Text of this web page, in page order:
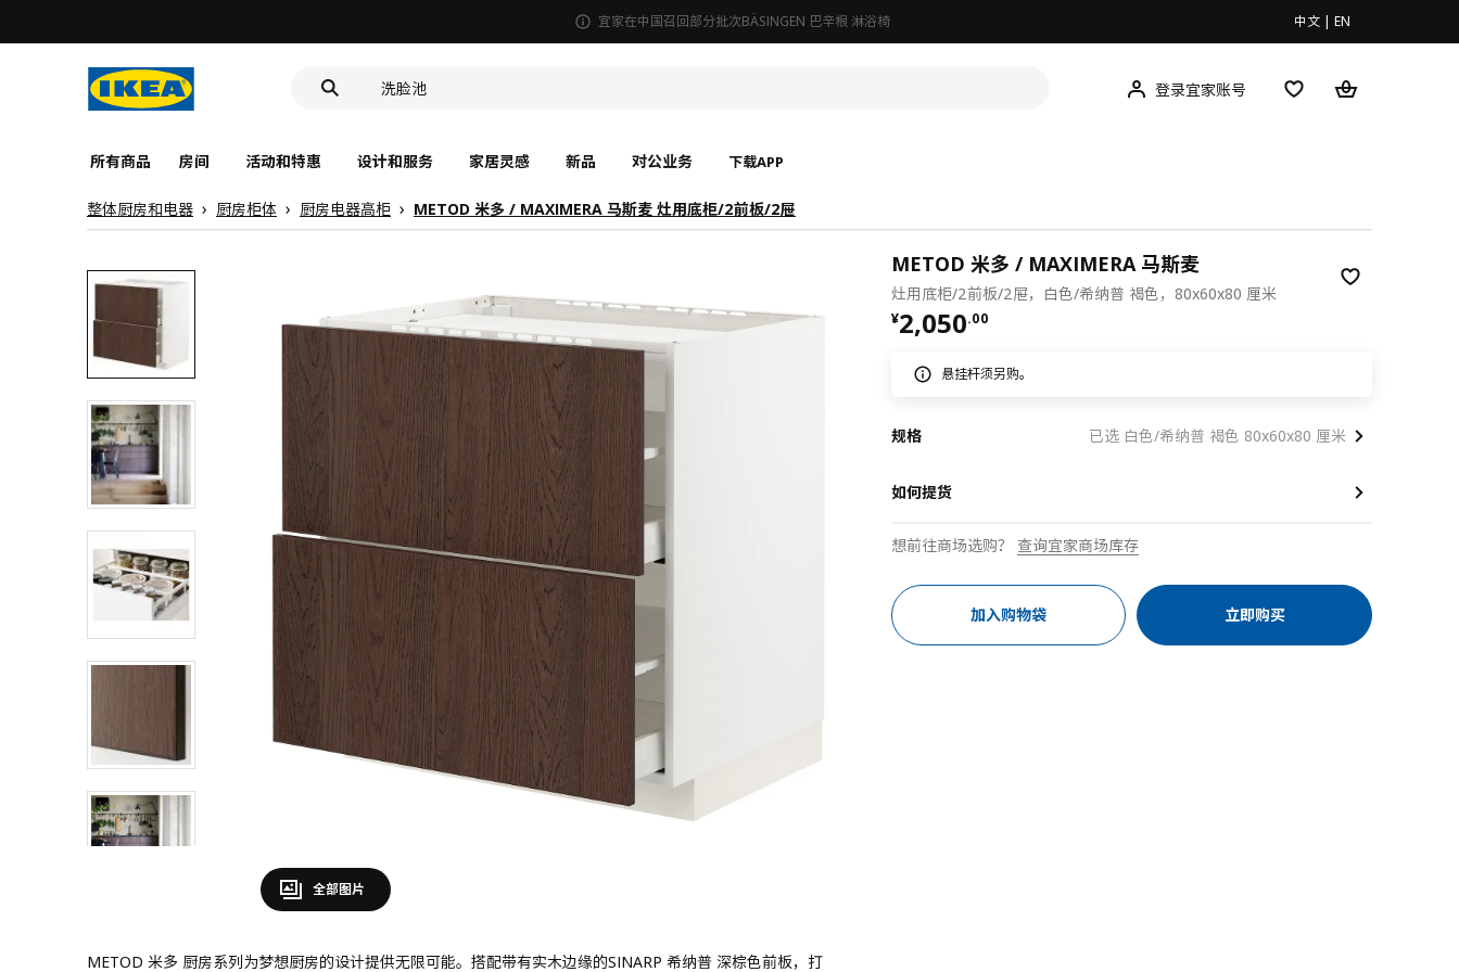
宜家在中国召回部分批次BÄSINGEN 巴辛根 淋浴椅 中文 | EN
洗脸池
登录宜家账号
所有商品 房间 活动和特惠 设计和服务 家居灵感 新品 对公业务 下载APP
整体厨房和电器 厨房柜体 厨房电器高柜 METOD 米多 / MAXIMERA 马斯麦 灶用底柜/2前板/2屉
全部图片
METOD 米多 厨房系列为梦想厨房的设计提供无限可能。搭配带有实木边缘的SINARP 希纳普 深棕色前板，打
METOD 米多 / MAXIMERA 马斯麦
灶用底柜/2前板/2屉，白色/希纳普 褐色，80x60x80 厘米
¥2,050.00
¥ 2050.00
悬挂杆须另购。
规格 已选 白色/希纳普 褐色 80x60x80 厘米
如何提货
想前往商场选购？ 查询宜家商场库存
加入购物袋 立即购买